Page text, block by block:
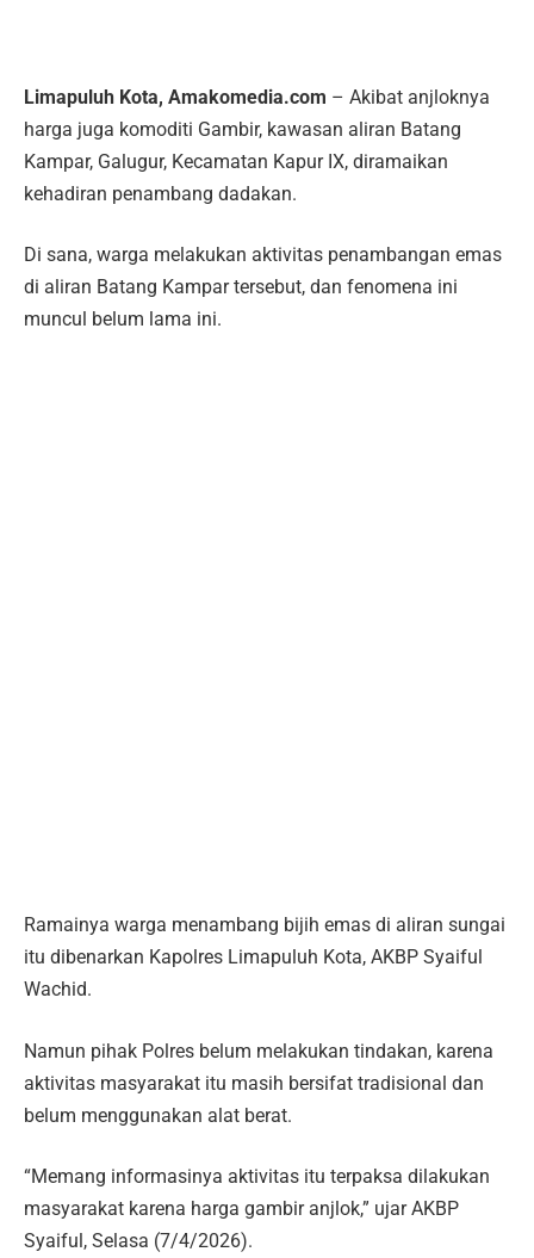
Limapuluh Kota, Amakomedia.com – Akibat anjloknya
harga juga komoditi Gambir, kawasan aliran Batang
Kampar, Galugur, Kecamatan Kapur IX, diramaikan
kehadiran penambang dadakan.
Di sana, warga melakukan aktivitas penambangan emas
di aliran Batang Kampar tersebut, dan fenomena ini
muncul belum lama ini.
Ramainya warga menambang bijih emas di aliran sungai
itu dibenarkan Kapolres Limapuluh Kota, AKBP Syaiful
Wachid.
Namun pihak Polres belum melakukan tindakan, karena
aktivitas masyarakat itu masih bersifat tradisional dan
belum menggunakan alat berat.
“Memang informasinya aktivitas itu terpaksa dilakukan
masyarakat karena harga gambir anjlok,” ujar AKBP
Syaiful, Selasa (7/4/2026).